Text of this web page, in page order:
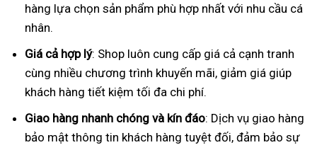
hàng lựa chọn sản phẩm phù hợp nhất với nhu cầu cá
nhân.
Giá cả hợp lý: Shop luôn cung cấp giá cả cạnh tranh
cùng nhiều chương trình khuyến mãi, giảm giá giúp
khách hàng tiết kiệm tối đa chi phí.
Giao hàng nhanh chóng và kín đáo: Dịch vụ giao hàng
bảo mật thông tin khách hàng tuyệt đối, đảm bảo sự